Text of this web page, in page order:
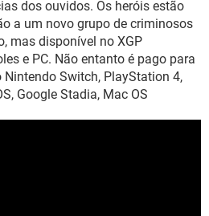
dos ouvidos. Os heróis estão
a um novo grupo de criminosos
mas disponível no XGP
e PC. Não entanto é pago para
Switch, PlayStation 4,
Google Stadia, Mac OS